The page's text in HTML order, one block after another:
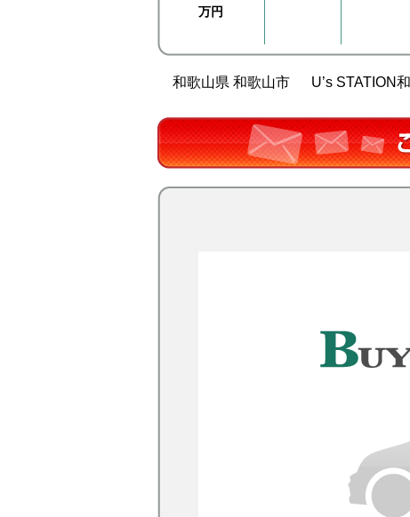
万円
和歌山県 和歌山市 U’s STATION